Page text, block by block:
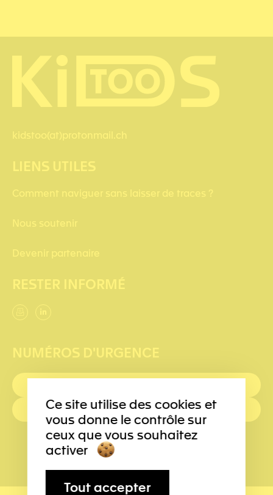
kidstoo(at)protonmail.ch
LIENS UTILES
Comment naviguer sans laisser de traces ?
Nous soutenir
Devenir partenaire
RESTER INFORMÉ
NUMÉROS D'URGENCE
POLICE: 117
Ce site utilise des cookies et
vous donne le contrôle sur
ceux que vous souhaitez
activer
Tout accepter